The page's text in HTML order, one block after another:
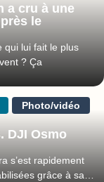
a cru à une
le
qui lui fait le plus
? Ça
Photo/vidéo
DJI Osmo
s’est rapidement
grâce à sa